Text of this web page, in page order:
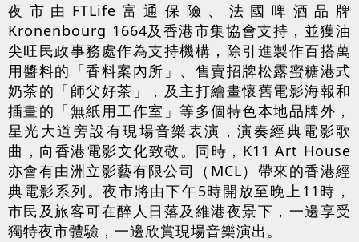
夜市由FTLife富通保險、法國啤酒品牌
Kronenbourg 1664及香港市集協會支持，並獲油
尖旺民政事務處作為支持機構，除引進製作百搭萬
用醬料的「香料案內所」、售賣招牌松露蜜糖港式
奶茶的「師父好茶」，及主打繪畫懷舊電影海報和
插畫的「無紙用工作室」等多個特色本地品牌外，
星光大道旁設有現場音樂表演，演奏經典電影歌
曲，向香港電影文化致敬。同時，K11 Art House
亦會有由洲立影藝有限公司（MCL）帶來的香港經
典電影系列。夜市將由下午5時開放至晚上11時，
市民及旅客可在醉人日落及維港夜景下，一邊享受
獨特夜市體驗，一邊欣賞現場音樂演出。